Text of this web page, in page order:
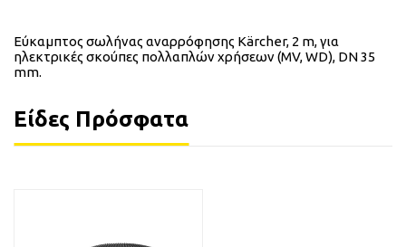
Εύκαμπτος σωλήνας αναρρόφησης Kärcher, 2 m, για
ηλεκτρικές σκούπες πολλαπλών χρήσεων (MV, WD), DN 35
mm.
Είδες Πρόσφατα